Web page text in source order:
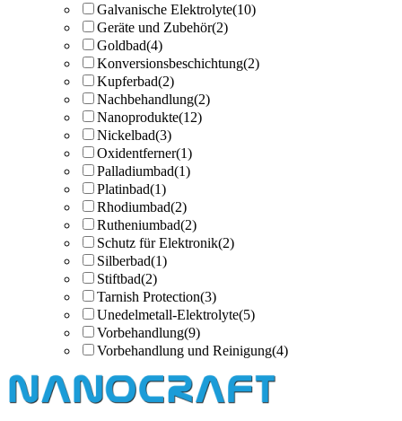
Galvanische Elektrolyte(10)
Geräte und Zubehör(2)
Goldbad(4)
Konversionsbeschichtung(2)
Kupferbad(2)
Nachbehandlung(2)
Nanoprodukte(12)
Nickelbad(3)
Oxidentferner(1)
Palladiumbad(1)
Platinbad(1)
Rhodiumbad(2)
Rutheniumbad(2)
Schutz für Elektronik(2)
Silberbad(1)
Stiftbad(2)
Tarnish Protection(3)
Unedelmetall-Elektrolyte(5)
Vorbehandlung(9)
Vorbehandlung und Reinigung(4)